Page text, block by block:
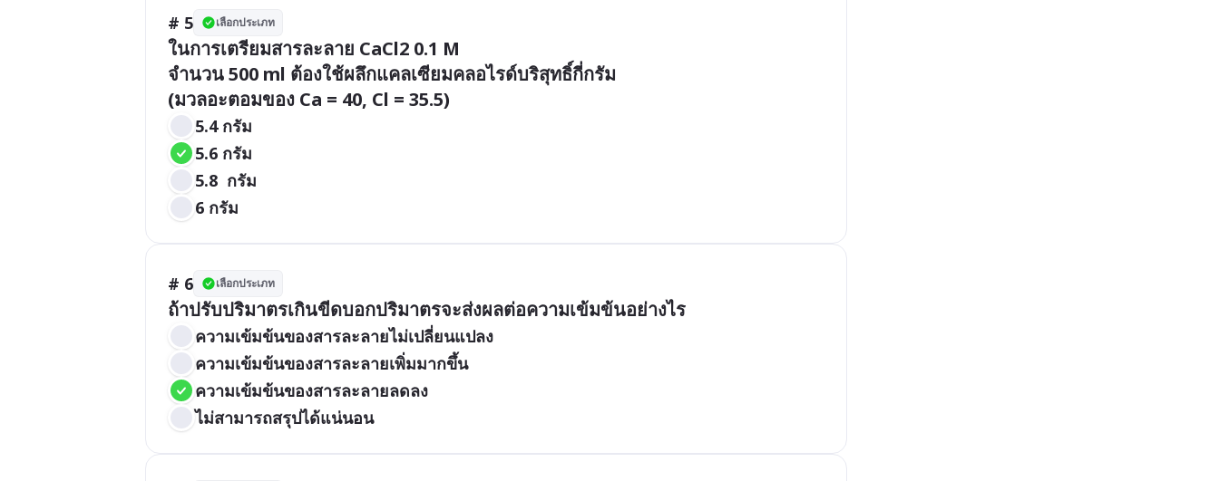
# 5 เลือกประเภท
ในการเตรียมสารละลาย CaCl2 0.1 M
จำนวน 500 ml ต้องใช้ผลึกแคลเซียมคลอไรด์บริสุทธิ์กี่กรัม
(มวลอะตอมของ Ca = 40, Cl = 35.5)
5.4 กรัม
5.6 กรัม
5.8  กรัม
6 กรัม
# 6 เลือกประเภท
ถ้าปรับปริมาตรเกินขีดบอกปริมาตรจะส่งผลต่อความเข้มข้นอย่างไร
ความเข้มข้นของสารละลายไม่เปลี่ยนแปลง
ความเข้มข้นของสารละลายเพิ่มมากขึ้น
ความเข้มข้นของสารละลายลดลง
ไม่สามารถสรุปได้แน่นอน